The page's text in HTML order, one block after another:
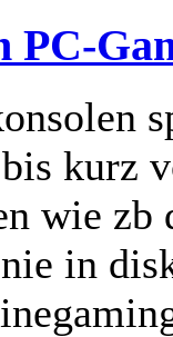
PC-
kurz
wie
in